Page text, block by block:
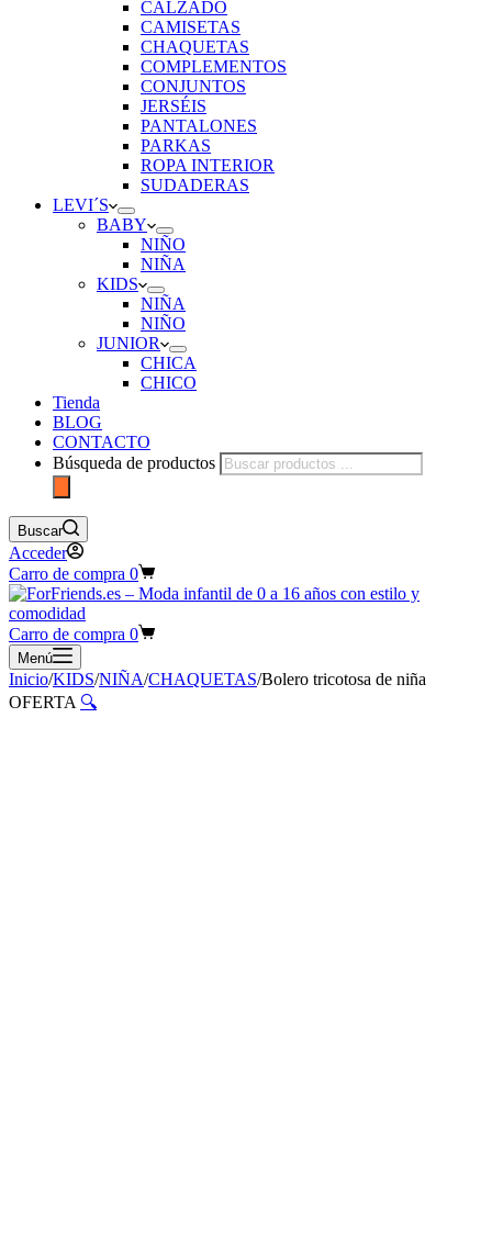
CALZADO
CAMISETAS
CHAQUETAS
COMPLEMENTOS
CONJUNTOS
JERSÉIS
PANTALONES
PARKAS
ROPA INTERIOR
SUDADERAS
LEVI´S
BABY
NIÑO
NIÑA
KIDS
NIÑA
NIÑO
JUNIOR
CHICA
CHICO
Tienda
BLOG
CONTACTO
Búsqueda de productos
Buscar
Acceder
Carro de compra 0
Carro de compra 0
Menú
Inicio/KIDS/NIÑA/CHAQUETAS/Bolero tricotosa de niña
OFERTA 🔍